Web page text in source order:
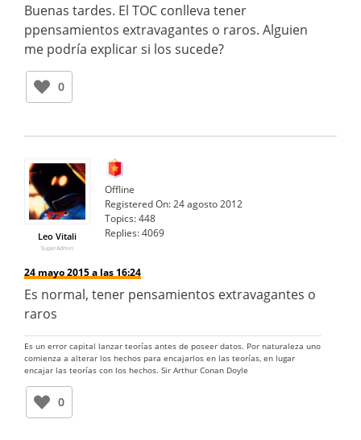
Buenas tardes. El TOC conlleva tener
ppensamientos extravagantes o raros. Alguien
me podría explicar si los sucede?
0
Leo Vitali
SuperAdmin
Offline
Registered On:24 agosto 2012
Topics:448
Replies:4069
24 mayo 2015 a las 16:24
Es normal, tener pensamientos extravagantes o
raros
Es un error capital lanzar teorías antes de poseer datos. Por naturaleza uno
comienza a alterar los hechos para encajarlos en las teorías, en lugar
encajar las teorías con los hechos. Sir Arthur Conan Doyle
0